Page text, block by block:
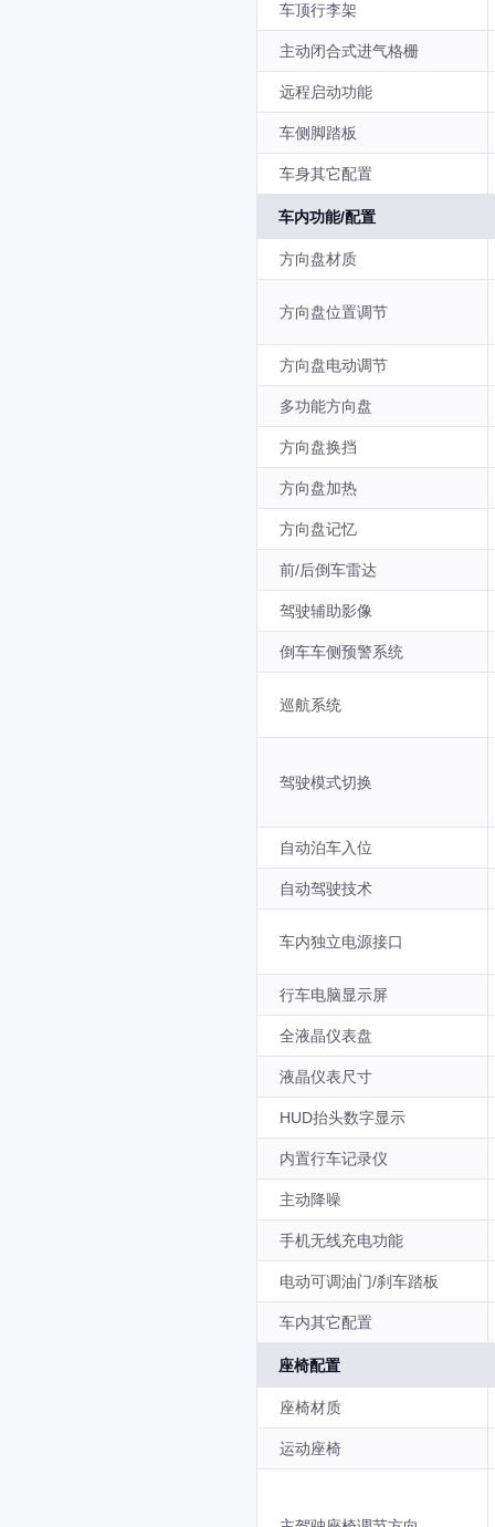
车顶行李架
主动闭合式进气格栅
远程启动功能
车侧脚踏板
车身其它配置
车内功能/配置
方向盘材质
方向盘位置调节
方向盘电动调节
多功能方向盘
方向盘换挡
方向盘加热
方向盘记忆
前/后倒车雷达
驾驶辅助影像
倒车车侧预警系统
巡航系统
驾驶模式切换
自动泊车入位
自动驾驶技术
车内独立电源接口
行车电脑显示屏
全液晶仪表盘
液晶仪表尺寸
HUD抬头数字显示
内置行车记录仪
主动降噪
手机无线充电功能
电动可调油门/刹车踏板
车内其它配置
座椅配置
座椅材质
运动座椅